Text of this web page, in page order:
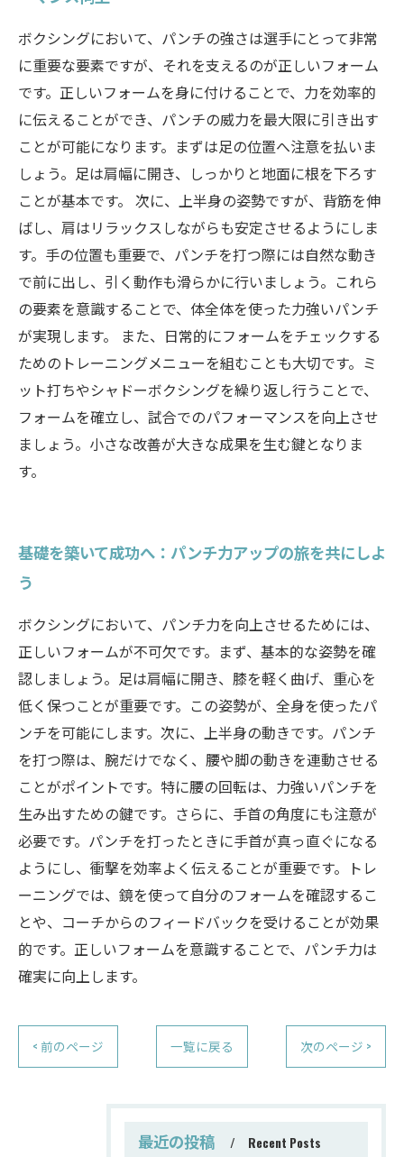
ボクシングにおいて、パンチの強さは選手にとって非常
に重要な要素ですが、それを支えるのが正しいフォーム
です。正しいフォームを身に付けることで、力を効率的
に伝えることができ、パンチの威力を最大限に引き出す
ことが可能になります。まずは足の位置へ注意を払いま
しょう。足は肩幅に開き、しっかりと地面に根を下ろす
ことが基本です。 次に、上半身の姿勢ですが、背筋を伸
ばし、肩はリラックスしながらも安定させるようにしま
す。手の位置も重要で、パンチを打つ際には自然な動き
で前に出し、引く動作も滑らかに行いましょう。これら
の要素を意識することで、体全体を使った力強いパンチ
が実現します。 また、日常的にフォームをチェックする
ためのトレーニングメニューを組むことも大切です。ミ
ット打ちやシャドーボクシングを繰り返し行うことで、
フォームを確立し、試合でのパフォーマンスを向上させ
ましょう。小さな改善が大きな成果を生む鍵となりま
す。
基礎を築いて成功へ：パンチ力アップの旅を共にしよ
う
ボクシングにおいて、パンチ力を向上させるためには、
正しいフォームが不可欠です。まず、基本的な姿勢を確
認しましょう。足は肩幅に開き、膝を軽く曲げ、重心を
低く保つことが重要です。この姿勢が、全身を使ったパ
ンチを可能にします。次に、上半身の動きです。パンチ
を打つ際は、腕だけでなく、腰や脚の動きを連動させる
ことがポイントです。特に腰の回転は、力強いパンチを
生み出すための鍵です。さらに、手首の角度にも注意が
必要です。パンチを打ったときに手首が真っ直ぐになる
ようにし、衝撃を効率よく伝えることが重要です。トレ
ーニングでは、鏡を使って自分のフォームを確認するこ
とや、コーチからのフィードバックを受けることが効果
的です。正しいフォームを意識することで、パンチ力は
確実に向上します。
< 前のページ 一覧に戻る 次のページ >
最近の投稿 Recent Posts